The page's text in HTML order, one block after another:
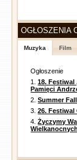
OGŁOSZENIA
Muzyka Film
Ogłoszenie
1.18. Festiwal
Pamięci
2.Summer
3.26.
4.Życzymy